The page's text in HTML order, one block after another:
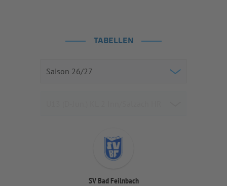
TABELLEN
SV Bad Feilnbach